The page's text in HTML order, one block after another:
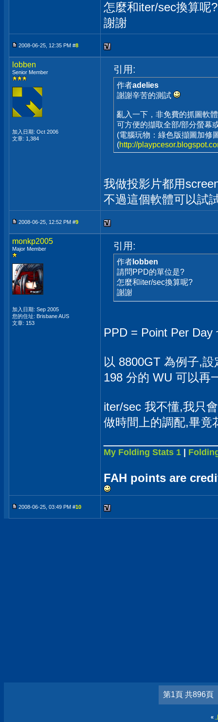
怎麼和iter/sec換算呢?
謝謝
2008-06-25, 12:35 PM #8
lobben
Senior Member
加入日期: Oct 2006
文章: 1,384
引用:
作者adelies
謝謝辛苦的測試
亂入一下，非免費的抓圖軟
可方便的擷取全部/部分螢幕
(電腦玩物：綠色版擷圖加修
(http://
我做投影片都用
不過這個軟體可以試
2008-06-25, 12:52 PM #9
monkp2005
Major Member
加入日期: Sep 2005
您的住址: Brisbane AUS
文章: 153
引用:
作者 lobben
請問PPD的單位是?
怎麼和iter/sec換算呢?
謝謝
PPD = Point Per
以 8800GT 為例子,
198 分的 WU 可以再
iter/sec 我不懂,我只
做時間上的調配,畢竟
My Folding Stats 1 |
FAH points are
2008-06-25, 03:49 PM #10
第1頁 共896頁
«